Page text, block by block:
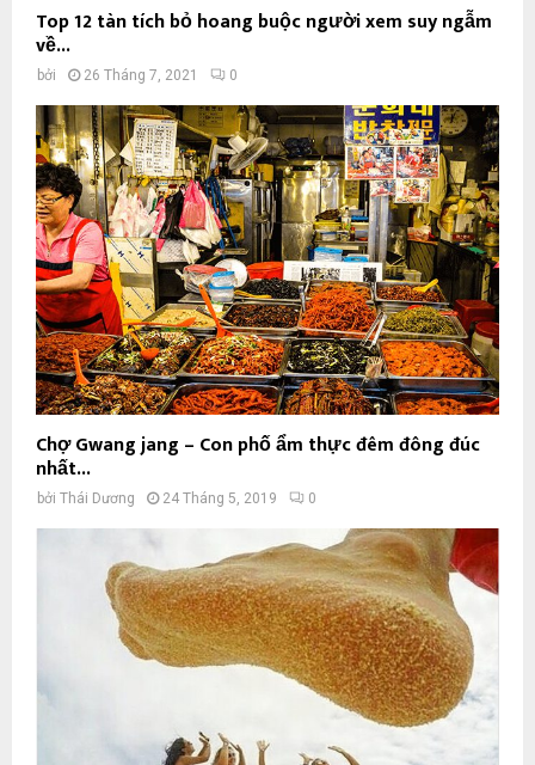
Top 12 tàn tích bỏ hoang buộc người xem suy ngẫm
về...
bởi 26 Tháng 7, 2021 0
Chợ Gwang jang – Con phố ẩm thực đêm đông đúc
nhất...
bởi Thái Dương 24 Tháng 5, 2019 0